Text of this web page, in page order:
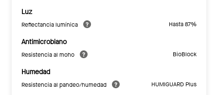
Luz
Reflectancia lumínica Hasta 87%
Antimicrobiano
Resistencia al moho BioBlock
Humedad
Resistencia al pandeo/humedad HUMIGUARD Plus